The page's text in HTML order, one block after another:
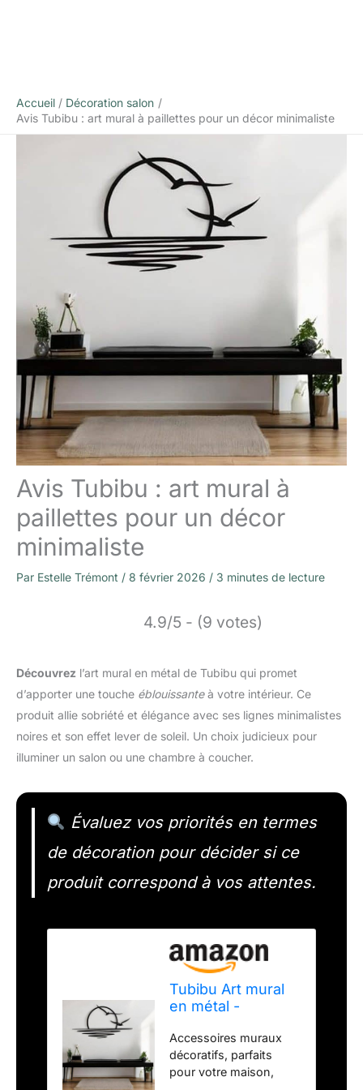
Accueil
Décoration salon
Avis Tubibu : art mural à paillettes pour un décor minimaliste
Avis Tubibu : art mural à
paillettes pour un décor
minimaliste
Par Estelle Trémont / 8 février 2026 / 3 minutes de lecture
4.9/5 - (9 votes)
Découvrez l’art mural en métal de Tubibu qui promet
d’apporter une touche éblouissanteà votre intérieur. Ce
produit allie sobriété et élégance avec ses lignes minimalistes
noires et son effet lever de soleil. Un choix judicieux pour
illuminer un salon ou une chambre à coucher.
Évaluez vos priorités en termes
de décoration pour décider si ce
produit correspond à vos attentes.
Tubibu Art mural
en métal -
à paillettes -
Lignes
minimalistes
Accessoires muraux
décoratifs, parfaits
pour votre maison,